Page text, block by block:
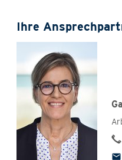
Ihre